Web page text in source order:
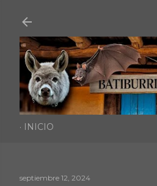
INICIO
septiembre 12, 2024